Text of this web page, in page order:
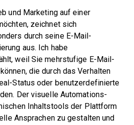
und Marketing auf einer
zeichnet sich
durch seine E-Mail-
aus. Ich habe
weil Sie mehrstufige E-Mail-
die durch das Verhalten
Status oder benutzerdefinierte
Der visuelle Automations-
Inhaltstools der Plattform
Ansprachen zu gestalten und